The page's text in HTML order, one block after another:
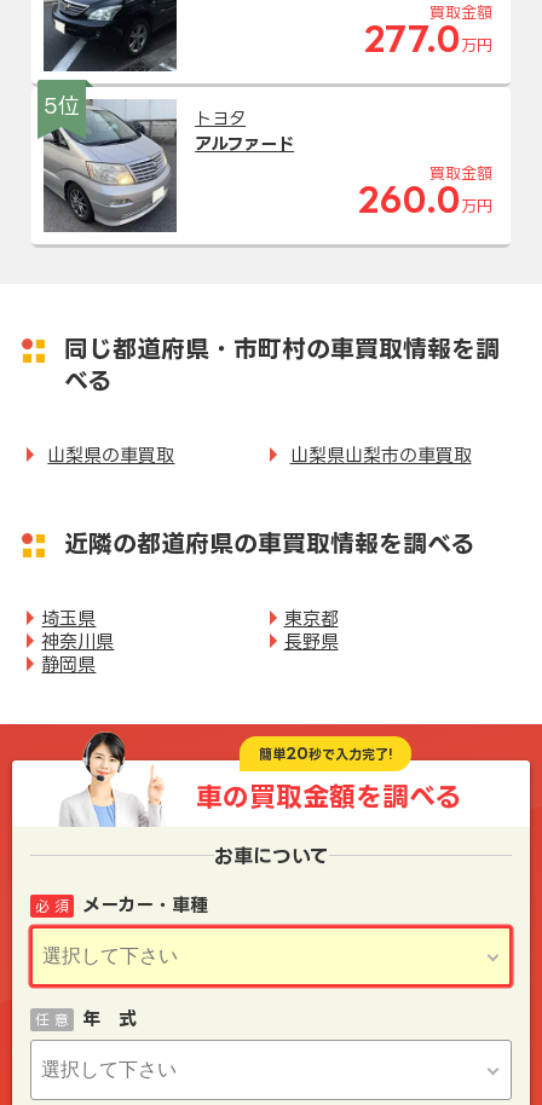
買取金額
277.0 万円
5位
トヨタ
アルファード
買取金額
260.0 万円
同じ都道府県・市町村の車買取情報を調
べる
山梨県の車買取 山梨県山梨市の車買取
近隣の都道府県の車買取情報を調べる
埼玉県
東京都
神奈川県
長野県
静岡県
簡単20秒で入力完了!
車の買取金額を調べる
お車について
メーカー・車種
必 須
年 式
任 意